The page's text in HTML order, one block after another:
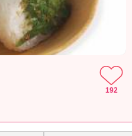
192